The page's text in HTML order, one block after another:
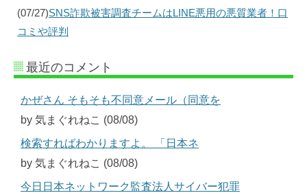
(07/27)SNS詐欺被害調査チームはLINE悪用の悪質業者！口
コミや評判
最近のコメント
かぜさん そもそも不同意メール（同意を
by 気まぐれねこ (08/08)
検索すればわかりますよ。 「日本ネ
by 気まぐれねこ (08/08)
今日日本ネットワーク監査法人サイバー犯罪